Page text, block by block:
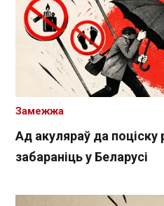
Ад акуляраў да
забараніць у Беларусі
Замежжа